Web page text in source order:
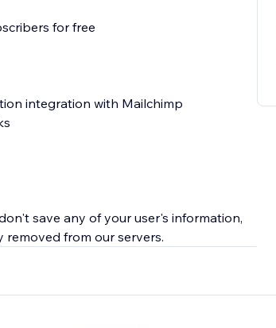
for free
integration with Mailchimp
save any of your user's information,
removed from our servers.